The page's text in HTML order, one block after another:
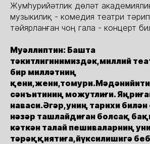
Жумһурийәтлик дөләт
музыкилиқ - комедия театри
тәйярланған чоң гала - концерт
Муәллиптин: Башта
тәкитлигинимиздәк,миллий
бир милләтниң
қени,жени,томури.Мәдәнийити
сәнъитиниң можутлиғи.
наваси.Әгәр,униң тарихи
нәзәр ташлайдиған болсақ
кәткән талай пешиваларниң
тәрәққиятиға,йүксилишигә